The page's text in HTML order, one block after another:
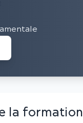
la formation